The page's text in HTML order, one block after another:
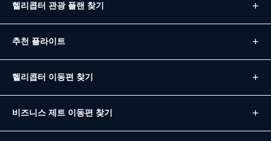
헬리콥터 관광 플랜 찾기
추천 플라이트
헬리콥터 이동편 찾기
비즈니스 제트 이동편 찾기